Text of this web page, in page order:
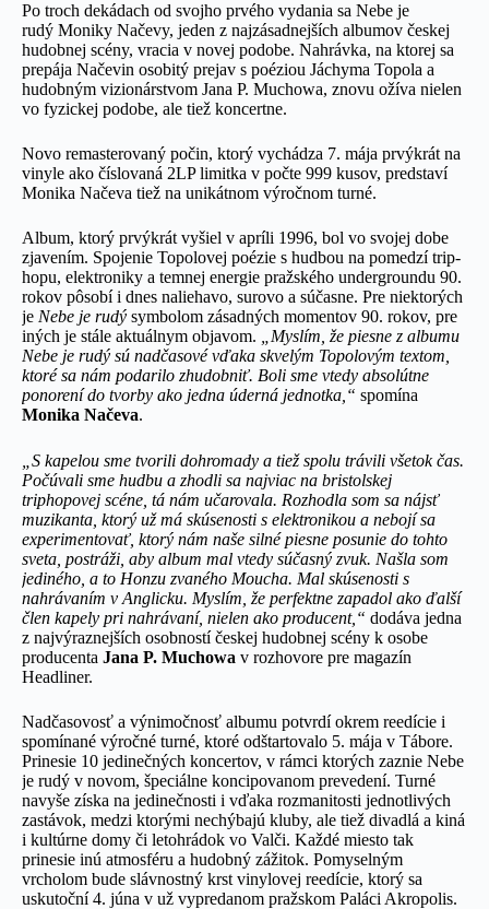
Po troch dekádach od svojho prvého vydania sa Nebe je
rudý Moniky Načevy, jeden z najzásadnejších albumov českej
hudobnej scény, vracia v novej podobe. Nahrávka, na ktorej sa
prepája Načevin osobitý prejav s poéziou Jáchyma Topola a
hudobným vizionárstvom Jana P. Muchowa, znovu ožíva nielen
vo fyzickej podobe, ale tiež koncertne.
Novo remasterovaný počin, ktorý vychádza 7. mája prvýkrát na
vinyle ako číslovaná 2LP limitka v počte 999 kusov, predstaví
Monika Načeva tiež na unikátnom výročnom turné.
Album, ktorý prvýkrát vyšiel v apríli 1996, bol vo svojej dobe
zjavením. Spojenie Topolovej poézie s hudbou na pomedzí trip-
hopu, elektroniky a temnej energie pražského undergroundu 90.
rokov pôsobí i dnes naliehavo, surovo a súčasne. Pre niektorých
je Nebe je rudý symbolom zásadných momentov 90. rokov, pre
iných je stále aktuálnym objavom.
„Myslím, že piesne z albumu
Nebe je rudý sú nadčasové vďaka skvelým Topolovým textom,
ktoré sa nám podarilo zhudobniť. Boli sme vtedy absolútne
ponorení do tvorby ako jedna úderná jednotka,“ spomína
Monika Načeva.
„S kapelou sme tvorili dohromady a tiež spolu trávili všetok čas.
Počúvali sme hudbu a zhodli sa najviac na bristolskej
triphopovej scéne, tá nám učarovala. Rozhodla som sa nájsť
muzikanta, ktorý už má skúsenosti s elektronikou a nebojí sa
experimentovať, ktorý nám naše silné piesne posunie do tohto
sveta, postráži, aby album mal vtedy súčasný zvuk. Našla som
jediného, a to Honzu zvaného Moucha. Mal skúsenosti s
nahrávaním v Anglicku. Myslím, že perfektne zapadol ako ďalší
člen kapely pri nahrávaní, nielen ako producent,“ dodáva jedna
z najvýraznejších osobností českej hudobnej scény k osobe
producenta Jana P. Muchowa v rozhovore pre magazín
Headliner.
Nadčasovosť a výnimočnosť albumu potvrdí okrem reedície i
spomínané výročné turné, ktoré odštartovalo 5. mája v Tábore.
Prinesie 10 jedinečných koncertov, v rámci ktorých zaznie Nebe
je rudý v novom, špeciálne koncipovanom prevedení. Turné
navyše získa na jedinečnosti i vďaka rozmanitosti jednotlivých
zastávok, medzi ktorými nechýbajú kluby, ale tiež divadlá a kiná
i kultúrne domy či letohrádok vo Valči. Každé miesto tak
prinesie inú atmosféru a hudobný zážitok. Pomyselným
vrcholom bude slávnostný krst vinylovej reedície, ktorý sa
uskutoční 4. júna v už vypredanom pražskom Paláci Akropolis.